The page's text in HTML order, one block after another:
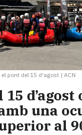
pont del 15 d'agost | ACN
d’agost
una
al